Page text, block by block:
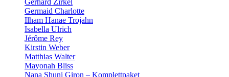
Gerhard Zirkel
Germaid Charlotte
Ilham Hanae Trojahn
Isabella Ulrich
Jérôme Rey
Kirstin Weber
Matthias Walter
Mayonah Bliss
Nana Shuni Giron – Komplettpaket